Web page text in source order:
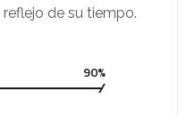
de su tiempo.
90%